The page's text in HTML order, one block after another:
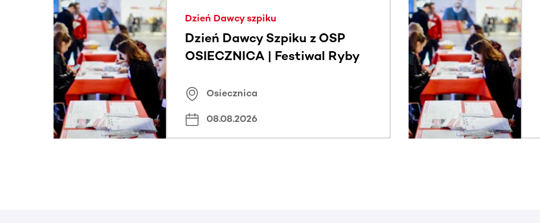
Ta sekcja zawiera treści przewijane w poziomie. Użyj klawisza Tab lub przesuń palcem, aby zobaczyć więcej.
Dzień Dawcy szpiku
Dzień Dawcy Szpiku z OSP
OSIECZNICA | Festiwal Ryby
Osiecznica
08.08.2026